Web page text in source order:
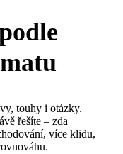
touhy i otázky.
řešíte – zda
více klidu,